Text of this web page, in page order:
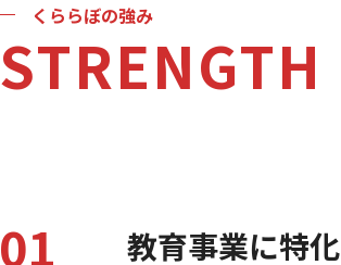
くららぼの強み
STRENGTH
01 教育事業に特